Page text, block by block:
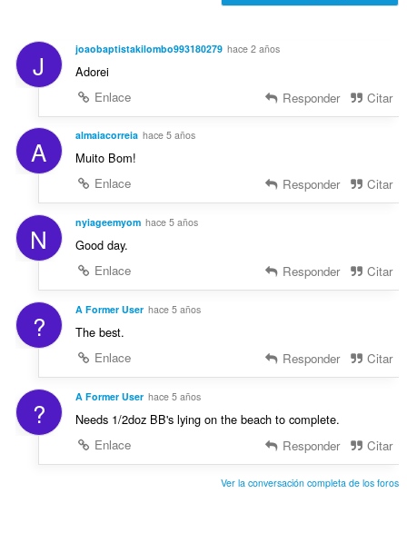
J joaobaptistakilombo993180279 hace 2 años
Adorei
Enlace
Responder Citar
A almaiacorreia hace 5 años
Muito Bom!
Enlace
Responder Citar
N nyiageemyom hace 5 años
Good day.
Enlace
Responder Citar
? A Former User hace 5 años
The best.
Enlace
Responder Citar
? A Former User hace 5 años
Needs 1/2doz BB's lying on the beach to complete.
Enlace
Responder Citar
Ver la conversación completa de los foros